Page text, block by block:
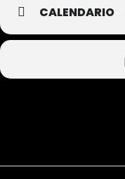
CALENDARIO